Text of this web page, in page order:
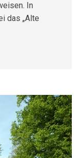
In
das „Alte